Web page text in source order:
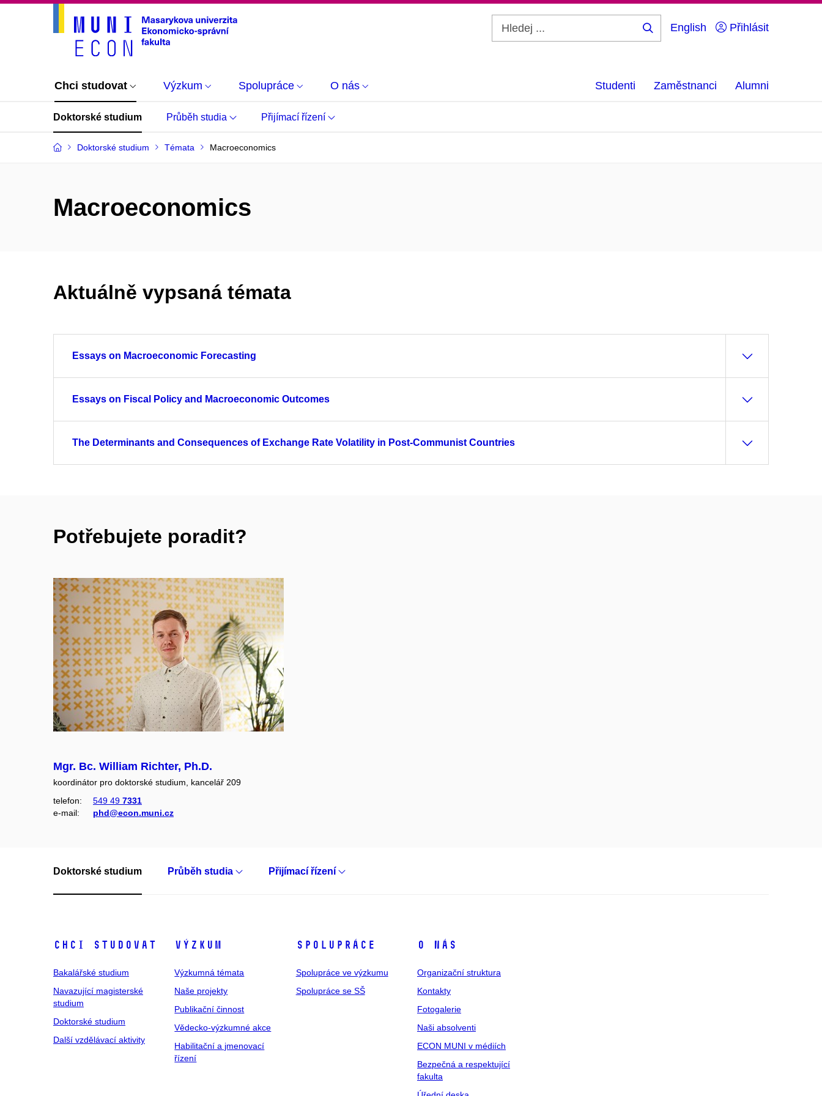
English Přihlásit
Chci studovat Výzkum Spolupráce O nás Studenti Zaměstnanci Alumni
Doktorské studium Průběh studia Přijímací řízení
Doktorské studium Témata Macroeconomics
Macroeconomics
Aktuálně vypsaná témata
Essays on Macroeconomic Forecasting
Essays on Fiscal Policy and Macroeconomic Outcomes
The Determinants and Consequences of Exchange Rate Volatility in Post-Communist Countries
Potřebujete poradit?
Mgr. Bc. William Richter, Ph.D.
koordinátor pro doktorské studium, kancelář 209
telefon:
549 49 7331
e‑mail:
phd@econ.muni.cz
Doktorské studium Průběh studia Přijímací řízení
Chci studovat
Bakalářské studium
Navazující magisterské
studium
Doktorské studium
Další vzdělávací aktivity
Výzkum
Výzkumná témata
Naše projekty
Publikační činnost
Vědecko-výzkumné akce
Habilitační a jmenovací
řízení
Spolupráce
Spolupráce ve výzkumu
Spolupráce se SŠ
O nás
Organizační struktura
Kontakty
Fotogalerie
Naši absolventi
ECON MUNI v médiích
Bezpečná a respektující
fakulta